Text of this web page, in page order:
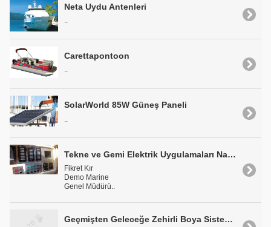
Neta Uydu Antenleri
Carettapontoon
..
SolarWorld 85W Güneş Paneli
Tekne ve Gemi Elektrik Uygulamaları Nasıl Yapılır
Fikret Kır
Demo Marine
Genel Müdürü..
Geçmişten Geleceğe Zehirli Boya Sistemleri